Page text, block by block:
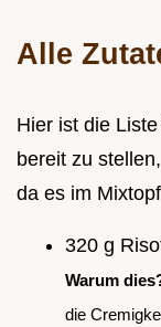
Alle
Hier ist die
bereit zu
da es im
320 g
Warum
die